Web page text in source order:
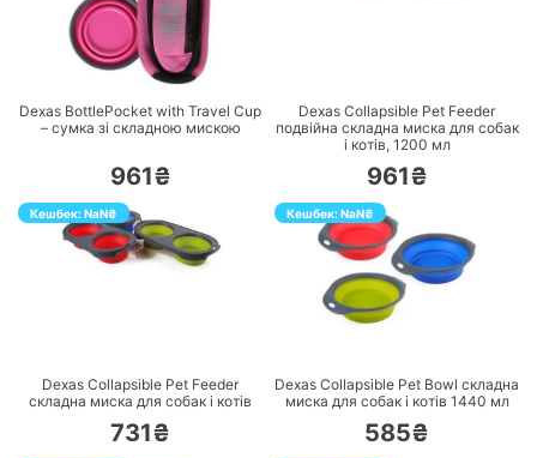
ПЕРЕЙТИ
Dexas BottlePocket with Travel Cup
– сумка зі складною мискою
961₴
Dexas Collapsible Pet Feeder
подвійна складна миска для собак
і котів, 1200 мл
961₴
Кешбек:NaN₴
Dexas Collapsible Pet Feeder
складна миска для собак і котів
731₴
Кешбек:NaN₴
Dexas Collapsible Pet Bowl складна
миска для собак і котів 1440 мл
585₴